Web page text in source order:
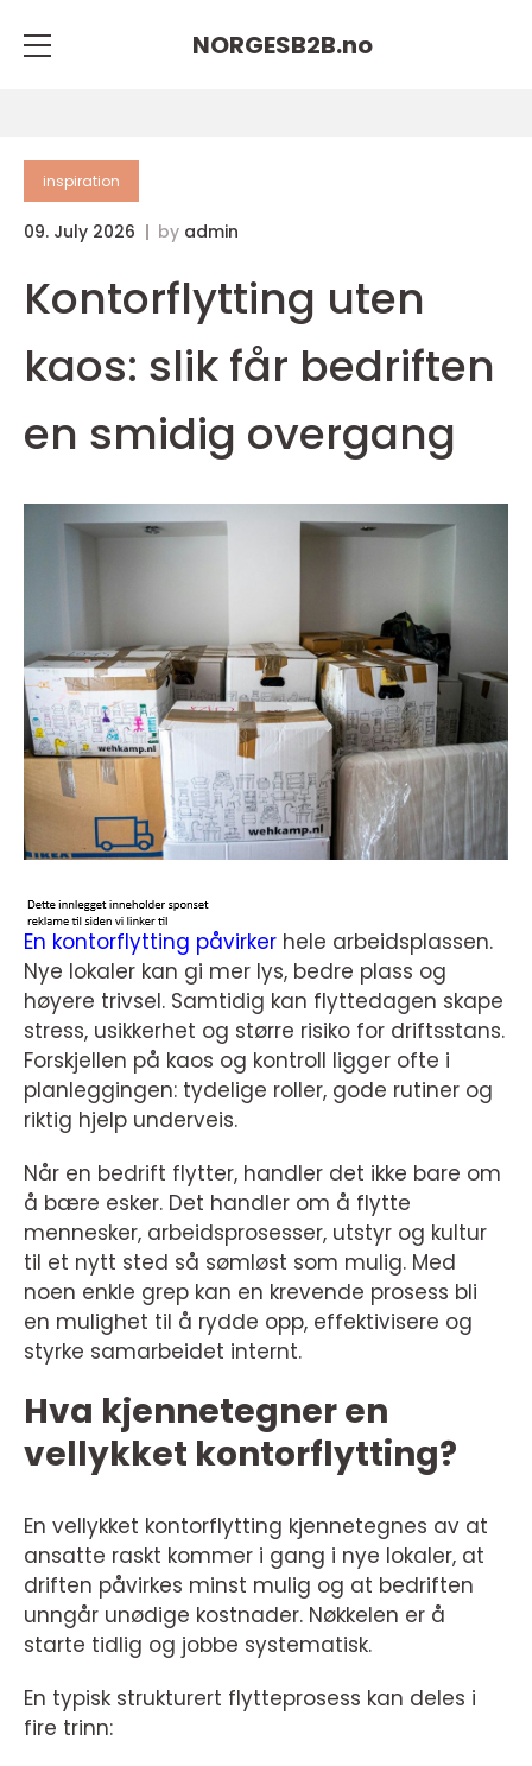
NORGESB2B.no
inspiration
09. July 2026 by admin
Kontorflytting uten
kaos: slik får bedriften
en smidig overgang
En kontorflytting påvirker hele arbeidsplassen.
Nye lokaler kan gi mer lys, bedre plass og
høyere trivsel. Samtidig kan flyttedagen skape
stress, usikkerhet og større risiko for driftsstans.
Forskjellen på kaos og kontroll ligger ofte i
planleggingen: tydelige roller, gode rutiner og
riktig hjelp underveis.
Når en bedrift flytter, handler det ikke bare om
å bære esker. Det handler om å flytte
mennesker, arbeidsprosesser, utstyr og kultur
til et nytt sted så sømløst som mulig. Med
noen enkle grep kan en krevende prosess bli
en mulighet til å rydde opp, effektivisere og
styrke samarbeidet internt.
Hva kjennetegner en
vellykket kontorflytting?
En vellykket kontorflytting kjennetegnes av at
ansatte raskt kommer i gang i nye lokaler, at
driften påvirkes minst mulig og at bedriften
unngår unødige kostnader. Nøkkelen er å
starte tidlig og jobbe systematisk.
En typisk strukturert flytteprosess kan deles i
fire trinn: